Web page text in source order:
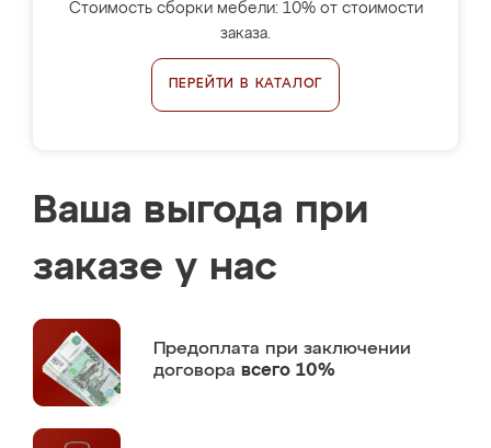
Стоимость сборки мебели: 10% от стоимости
заказа.
ПЕРЕЙТИ В КАТАЛОГ
Ваша выгода при
заказе у нас
Предоплата при заключении
договора всего 10%